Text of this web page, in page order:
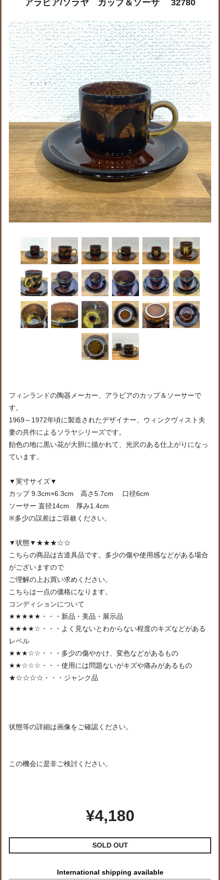
アラビア/ソラヤ カップ＆ソーサ 32780
フィンランドの陶器メーカー、アラビアのカップ＆ソーサーで
す。
1969～1972年頃に製造されたデザイナー、ウィンクヴィスト夫
妻の共作によるソラヤシリーズです。
飴色の地に黒い花が大胆に描かれて、光沢のある仕上がりになっ
ています。
▼実寸サイズ▼
カップ 9.3cm×6.3cm 高さ5.7cm 口径6cm
ソーサー 直径14cm 厚み1.4cm
※多少の誤差はご容赦ください。
▼状態▼★★★☆☆
こちらの商品は古道具品です。多少の傷や使用感などがある場合
がございますので
ご理解の上お買い求めください。
こちらは一点の価格になります。
コンディションについて
★★★★★・・・新品・美品・展示品
★★★★☆・・・よく見ないとわからない程度のキズなどがある
レベル
★★★☆☆・・・多少の傷やかけ、変色などがあるもの
★★☆☆☆・・・使用には問題ないがキズや痛みがあるもの
★☆☆☆☆・・・ジャンク品
状態等の詳細は画像をご確認ください。
この機会に是非ご検討ください。
¥4,180
SOLD OUT
International shipping available